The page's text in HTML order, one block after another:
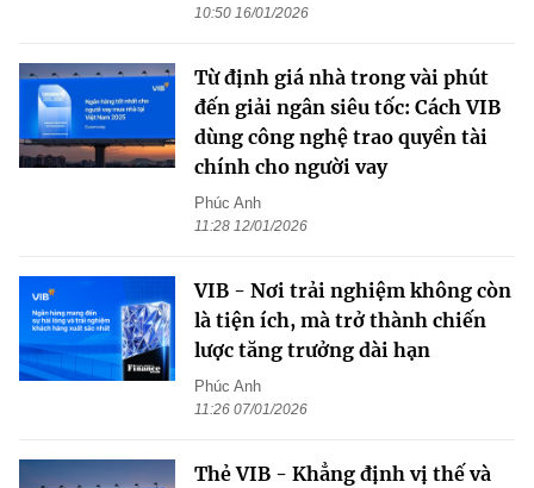
10:50 16/01/2026
Từ định giá nhà trong vài phút
đến giải ngân siêu tốc: Cách VIB
dùng công nghệ trao quyền tài
chính cho người vay
Phúc Anh
11:28 12/01/2026
VIB - Nơi trải nghiệm không còn
là tiện ích, mà trở thành chiến
lược tăng trưởng dài hạn
Phúc Anh
11:26 07/01/2026
Thẻ VIB - Khẳng định vị thế và